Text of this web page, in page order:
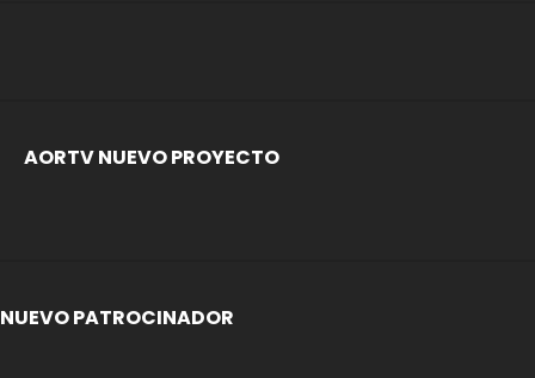
AORTV NUEVO PROYECTO
NUEVO PATROCINADOR